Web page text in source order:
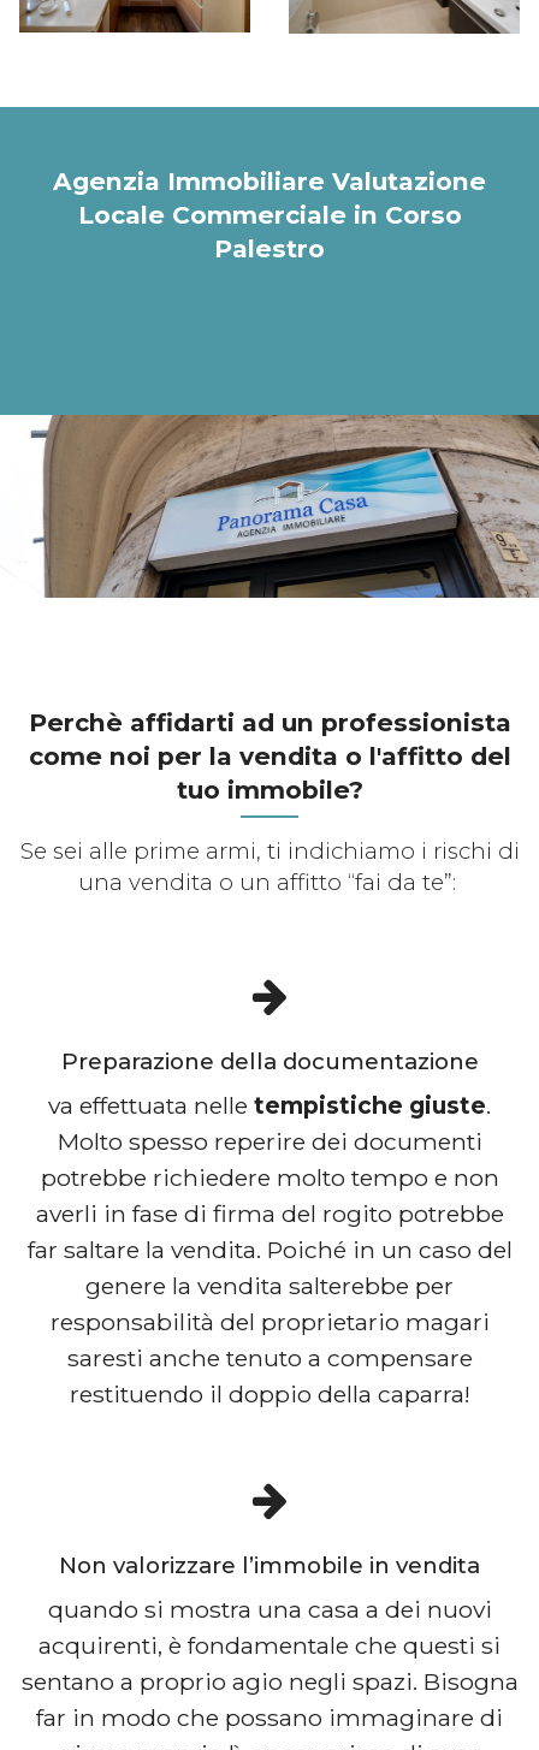
Agenzia Immobiliare Valutazione
Locale Commerciale in Corso
Palestro
Perchè affidarti ad un professionista
come noi per la vendita o l'affitto del
tuo immobile?
Se sei alle prime armi, ti indichiamo i rischi di
una vendita o un affitto “fai da te”:
Preparazione della documentazione
va effettuata nelle tempistiche giuste.
Molto spesso reperire dei documenti
potrebbe richiedere molto tempo e non
averli in fase di firma del rogito potrebbe
far saltare la vendita. Poiché in un caso del
genere la vendita salterebbe per
responsabilità del proprietario magari
saresti anche tenuto a compensare
restituendo il doppio della caparra!
Non valorizzare l’immobile in vendita
quando si mostra una casa a dei nuovi
acquirenti, è fondamentale che questi si
sentano a proprio agio negli spazi. Bisogna
far in modo che possano immaginare di